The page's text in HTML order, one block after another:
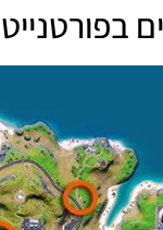
בפורטנייט